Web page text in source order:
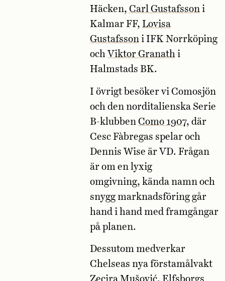
Häcken, Carl Gustafssoni
Kalmar FF, Lovisa
Gustafssoni IFK Norrköping
och Viktor Granathi
Halmstads BK.
I övrigt besöker vi Comosjön
och den norditalienska Serie
B-klubben Como 1907, där
Cesc Fàbregas spelar och
Dennis Wise är VD. Frågan
är om en lyxig
omgivning, kända namn och
snygg marknads­föring går
hand i hand med framgångar
på planen.
Dessutom medverkar
Chelseas nya förstamålvakt